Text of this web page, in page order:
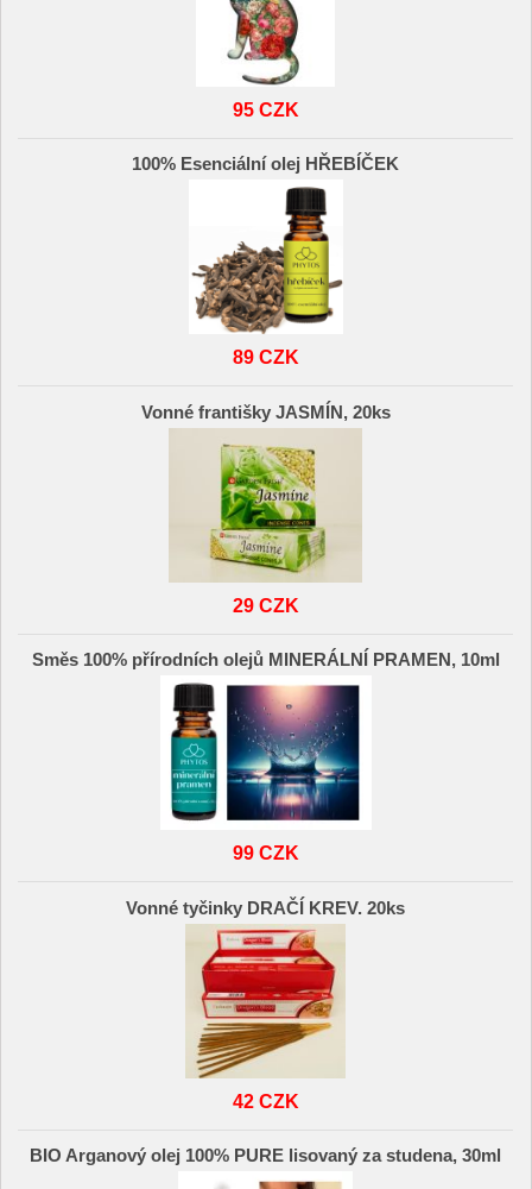
95 CZK
100% Esenciální olej HŘEBÍČEK
89 CZK
Vonné františky JASMÍN, 20ks
29 CZK
Směs 100% přírodních olejů MINERÁLNÍ PRAMEN, 10ml
99 CZK
Vonné tyčinky DRAČÍ KREV. 20ks
42 CZK
BIO Arganový olej 100% PURE lisovaný za studena, 30ml